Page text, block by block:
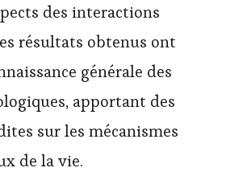
des interactions
résultats obtenus ont
générale des
apportant des
sur les mécanismes
de la vie.